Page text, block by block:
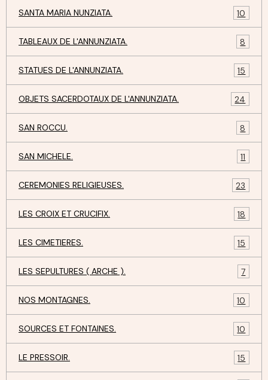
SANTA MARIA NUNZIATA. 10
TABLEAUX DE L'ANNUNZIATA. 8
STATUES DE L'ANNUNZIATA. 15
OBJETS SACERDOTAUX DE L'ANNUNZIATA. 24
SAN ROCCU. 8
SAN MICHELE. 11
CEREMONIES RELIGIEUSES. 23
LES CROIX ET CRUCIFIX. 18
LES CIMETIERES. 15
LES SEPULTURES ( ARCHE ). 7
NOS MONTAGNES. 10
SOURCES ET FONTAINES. 10
LE PRESSOIR. 15